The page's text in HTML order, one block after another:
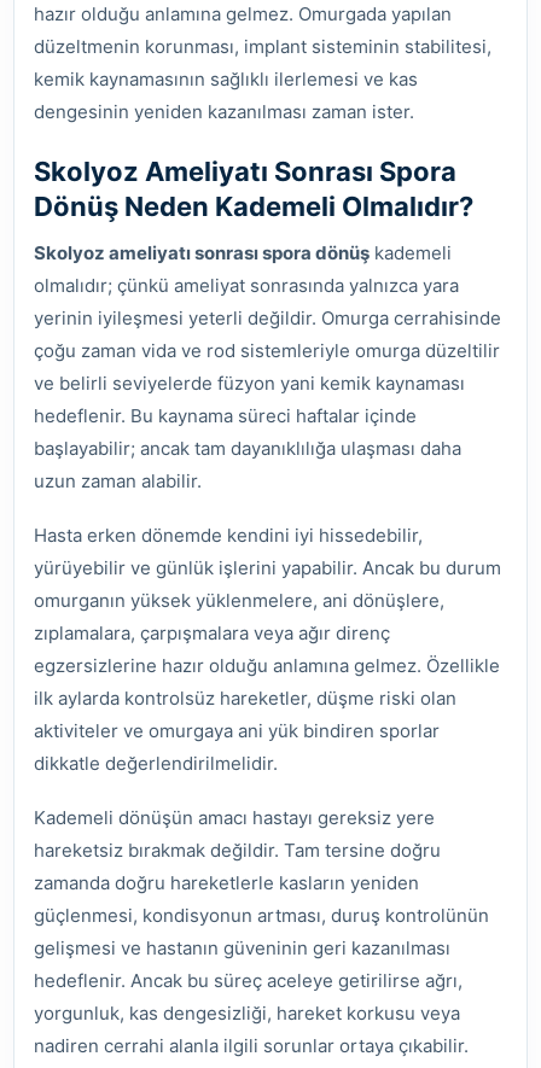
hazır olduğu anlamına gelmez. Omurgada yapılan
düzeltmenin korunması, implant sisteminin stabilitesi,
kemik kaynamasının sağlıklı ilerlemesi ve kas
dengesinin yeniden kazanılması zaman ister.
Skolyoz Ameliyatı Sonrası Spora
Dönüş Neden Kademeli Olmalıdır?
Skolyoz ameliyatı sonrası spora dönüş kademeli
olmalıdır; çünkü ameliyat sonrasında yalnızca yara
yerinin iyileşmesi yeterli değildir. Omurga cerrahisinde
çoğu zaman vida ve rod sistemleriyle omurga düzeltilir
ve belirli seviyelerde füzyon yani kemik kaynaması
hedeflenir. Bu kaynama süreci haftalar içinde
başlayabilir; ancak tam dayanıklılığa ulaşması daha
uzun zaman alabilir.
Hasta erken dönemde kendini iyi hissedebilir,
yürüyebilir ve günlük işlerini yapabilir. Ancak bu durum
omurganın yüksek yüklenmelere, ani dönüşlere,
zıplamalara, çarpışmalara veya ağır direnç
egzersizlerine hazır olduğu anlamına gelmez. Özellikle
ilk aylarda kontrolsüz hareketler, düşme riski olan
aktiviteler ve omurgaya ani yük bindiren sporlar
dikkatle değerlendirilmelidir.
Kademeli dönüşün amacı hastayı gereksiz yere
hareketsiz bırakmak değildir. Tam tersine doğru
zamanda doğru hareketlerle kasların yeniden
güçlenmesi, kondisyonun artması, duruş kontrolünün
gelişmesi ve hastanın güveninin geri kazanılması
hedeflenir. Ancak bu süreç aceleye getirilirse ağrı,
yorgunluk, kas dengesizliği, hareket korkusu veya
nadiren cerrahi alanla ilgili sorunlar ortaya çıkabilir.